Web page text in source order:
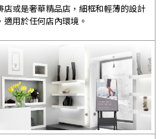
店或是奢華精品店，細框和輕薄的設計
用於任何店內環境。